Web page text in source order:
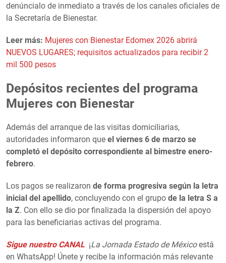
denúncialo de inmediato a través de los canales oficiales de
la Secretaría de Bienestar.
Leer más: Mujeres con Bienestar Edomex 2026 abrirá
NUEVOS LUGARES; requisitos actualizados para recibir 2
mil 500 pesos
Depósitos recientes del programa
Mujeres con Bienestar
Además del arranque de las visitas domiciliarias,
autoridades informaron que el viernes 6 de marzo se
completó el depósito correspondiente al bimestre enero-
febrero.
Los pagos se realizaron de forma progresiva según la letra
inicial del apellido, concluyendo con el grupo de la letra S a
la Z. Con ello se dio por finalizada la dispersión del apoyo
para las beneficiarias activas del programa.
Sigue nuestro CANAL ¡La Jornada Estado de Méxicoestá
en WhatsApp! Únete y recibe la información más relevante